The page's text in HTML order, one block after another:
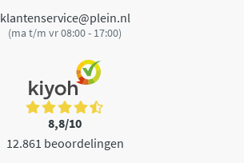
klantenservice@plein.nl
(ma t/m vr 08:00 - 17:00)
8,8/10
12.861 beoordelingen